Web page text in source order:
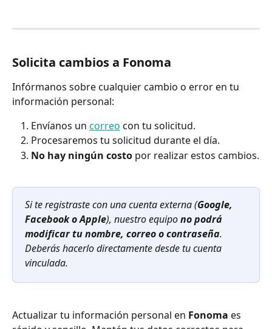
Solicita cambios a Fonoma
Infórmanos sobre cualquier cambio o error en tu
información personal:
Envíanos un correo con tu solicitud.
Procesaremos tu solicitud durante el día.
No hay ningún costo por realizar estos cambios.
Si te registraste con una cuenta externa (Google,
Facebook o Apple), nuestro equipo no podrá
modificar tu nombre, correo o contraseña.
Deberás hacerlo directamente desde tu cuenta
vinculada.
Actualizar tu información personal en Fonoma es